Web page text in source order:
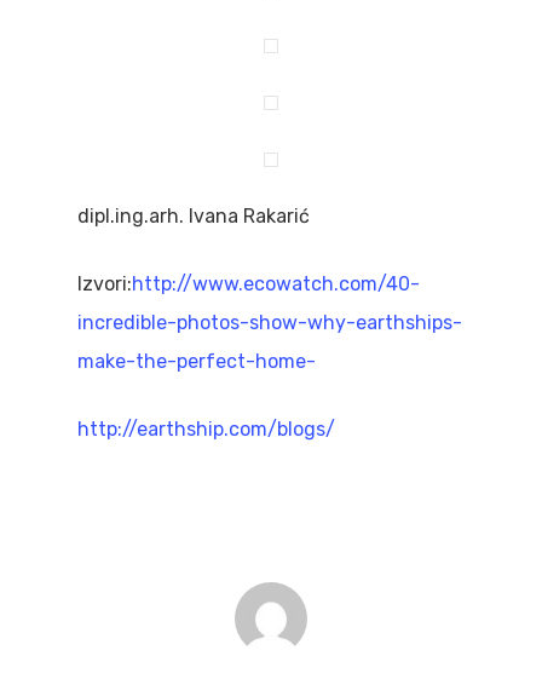
dipl.ing.arh. Ivana Rakarić
Izvori:http://www.ecowatch.com/40-
incredible-photos-show-why-earthships-
make-the-perfect-home-
http://earthship.com/blogs/